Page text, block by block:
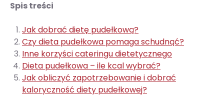
Spis treści
Jak dobrać dietę pudełkową?
Czy dieta pudełkowa pomaga schudnąć?
Inne korzyści cateringu dietetycznego
Dieta pudełkowa – ile kcal wybrać?
Jak obliczyć zapotrzebowanie i dobrać
kaloryczność diety pudełkowej?